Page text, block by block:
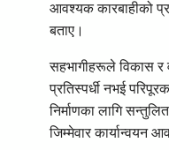
आवश्यक कारबाहीको
बताए।
सहभागीहरूले विकास र
प्रतिस्पर्धी नभई
निर्माणका लागि
जिम्मेवार कार्यान्वयन